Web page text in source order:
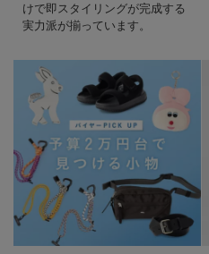
けで即スタイリングが完成する
実力派が揃っています。